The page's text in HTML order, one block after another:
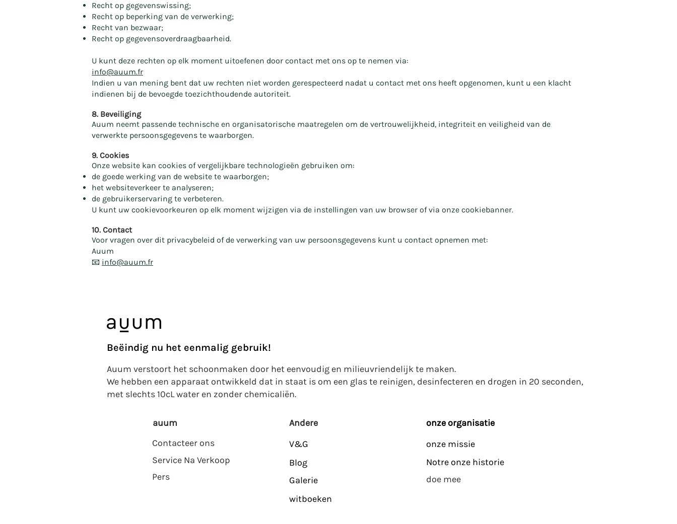
Recht op gegevenswissing;
Recht op beperking van de verwerking;
Recht van bezwaar;
Recht op gegevensoverdraagbaarheid.
U kunt deze rechten op elk moment uitoefenen door contact met ons op te nemen via:
info@auum.fr
Indien u van mening bent dat uw rechten niet worden gerespecteerd nadat u contact met ons heeft opgenomen, kunt u een klacht
indienen bij de bevoegde toezichthoudende autoriteit.
8. Beveiliging
Auum neemt passende technische en organisatorische maatregelen om de vertrouwelijkheid, integriteit en veiligheid van de
verwerkte persoonsgegevens te waarborgen.
9. Cookies
Onze website kan cookies of vergelijkbare technologieën gebruiken om:
de goede werking van de website te waarborgen;
het websiteverkeer te analyseren;
de gebruikerservaring te verbeteren.
U kunt uw cookievoorkeuren op elk moment wijzigen via de instellingen van uw browser of via onze cookiebanner.
10. Contact
Voor vragen over dit privacybeleid of de verwerking van uw persoonsgegevens kunt u contact opnemen met:
Auum
📧 info@auum.fr
Beëindig nu het eenmalig gebruik!
Auum verstoort het schoonmaken door het eenvoudig en milieuvriendelijk te maken.
We hebben een apparaat ontwikkeld dat in staat is om een glas te reinigen, desinfecteren en drogen in 20 seconden,
met slechts 10cL water en zonder chemicaliën.
auum
Contacteer ons
Service Na Verkoop
Pers
Andere​​​
V&G
Blog
Galerie
witboeken
onze organisatie
onze missie
Notre onze historie
doe mee